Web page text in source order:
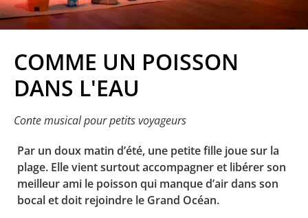
COMME UN POISSON
DANS L'EAU
Conte musical pour petits voyageurs
Par un doux matin d’été, une petite fille joue sur la
plage. Elle vient surtout accompagner et libérer son
meilleur ami le poisson qui manque d’air dans son
bocal et doit rejoindre le Grand Océan.